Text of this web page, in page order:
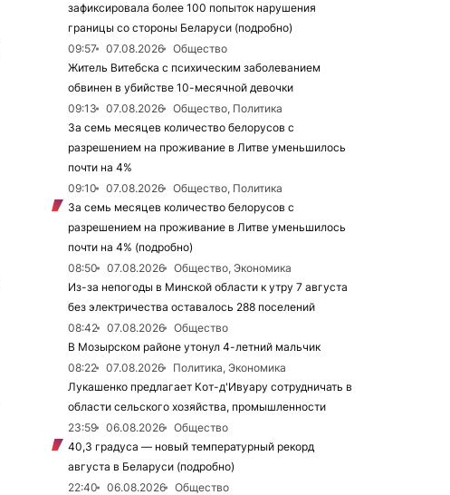
зафиксировала более 100 попыток нарушения
границы со стороны Беларуси (подробно)
09:57
07.08.2026
Общество
Житель Витебска с психическим заболеванием
обвинен в убийстве 10-месячной девочки
09:13
07.08.2026
Общество, Политика
За семь месяцев количество белорусов с
разрешением на проживание в Литве уменьшилось
почти на 4%
09:10
07.08.2026
Общество, Политика
За семь месяцев количество белорусов с
разрешением на проживание в Литве уменьшилось
почти на 4% (подробно)
08:50
07.08.2026
Общество, Экономика
Из-за непогоды в Минской области к утру 7 августа
без электричества оставалось 288 поселений
08:42
07.08.2026
Общество
В Мозырском районе утонул 4-летний мальчик
08:22
07.08.2026
Политика, Экономика
Лукашенко предлагает Кот-д'Ивуару сотрудничать в
области сельского хозяйства, промышленности
23:59
06.08.2026
Общество
40,3 градуса — новый температурный рекорд
августа в Беларуси (подробно)
22:40
06.08.2026
Общество